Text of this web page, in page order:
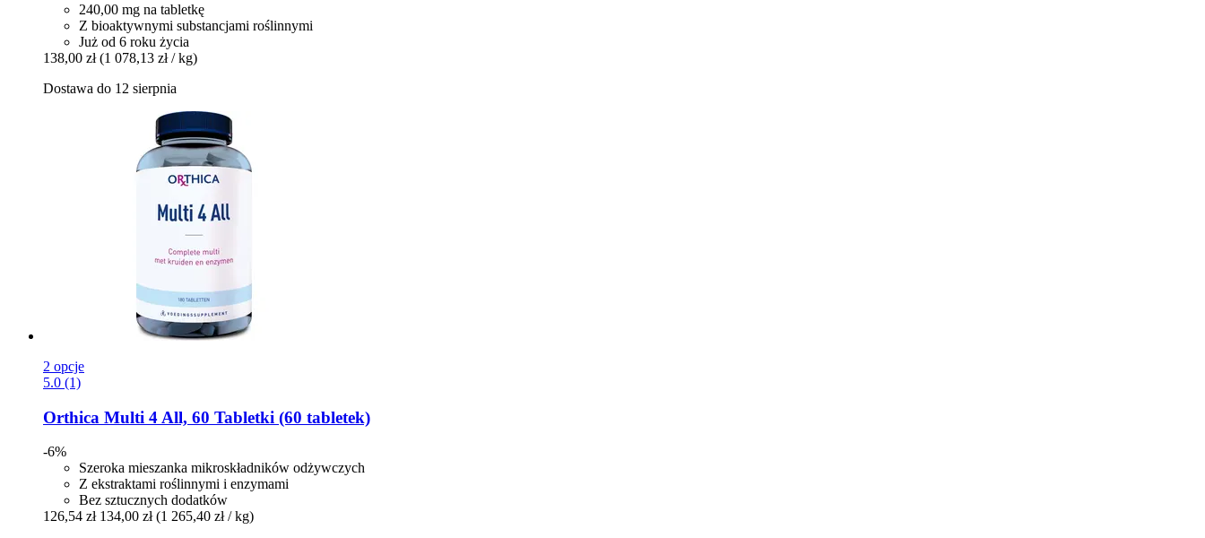
240,00 mg na tabletkę
Z bioaktywnymi substancjami roślinnymi
Już od 6 roku życia
138,00 zł (1 078,13 zł / kg)
Dostawa do 12 sierpnia
2 opcje
5.0 (1)
Orthica Multi 4 All, 60 Tabletki (60 tabletek)
-6%
Szeroka mieszanka mikroskładników odżywczych
Z ekstraktami roślinnymi i enzymami
Bez sztucznych dodatków
126,54 zł 134,00 zł (1 265,40 zł / kg)